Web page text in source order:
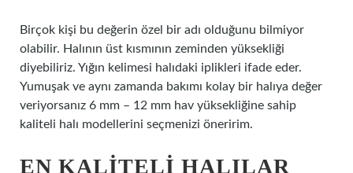
Birçok kişi bu değerin özel bir adı olduğunu bilmiyor
olabilir. Halının üst kısmının zeminden yüksekliği
diyebiliriz. Yığın kelimesi halıdaki iplikleri ifade eder.
Yumuşak ve aynı zamanda bakımı kolay bir halıya değer
veriyorsanız 6 mm – 12 mm hav yüksekliğine sahip
kaliteli halı modellerini seçmenizi öneririm.
EN KALITELI HALILAR